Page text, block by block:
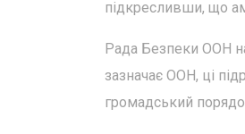
підкресливши, що
Рада Безпеки ООН
зазначає ООН, ці
громадський